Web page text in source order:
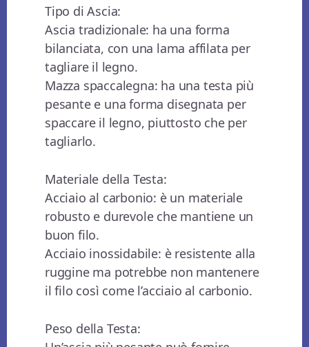
Tipo di Ascia:
Ascia tradizionale: ha una forma
bilanciata, con una lama affilata per
tagliare il legno.
Mazza spaccalegna: ha una testa più
pesante e una forma disegnata per
spaccare il legno, piuttosto che per
tagliarlo.
Materiale della Testa:
Acciaio al carbonio: è un materiale
robusto e durevole che mantiene un
buon filo.
Acciaio inossidabile: è resistente alla
ruggine ma potrebbe non mantenere
il filo così come l’acciaio al carbonio.
Peso della Testa: